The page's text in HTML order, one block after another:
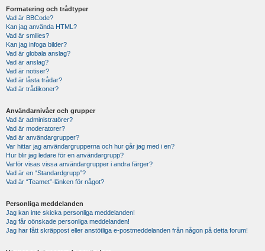
Formatering och trådtyper
Vad är BBCode?
Kan jag använda HTML?
Vad är smilies?
Kan jag infoga bilder?
Vad är globala anslag?
Vad är anslag?
Vad är notiser?
Vad är låsta trådar?
Vad är trådikoner?
Användarnivåer och grupper
Vad är administratörer?
Vad är moderatorer?
Vad är användargrupper?
Var hittar jag användargrupperna och hur går jag med i en?
Hur blir jag ledare för en användargrupp?
Varför visas vissa användargrupper i andra färger?
Vad är en “Standardgrupp”?
Vad är “Teamet”-länken för något?
Personliga meddelanden
Jag kan inte skicka personliga meddelanden!
Jag får oönskade personliga meddelanden!
Jag har fått skräppost eller anstötliga e-postmeddelanden från någon på detta forum!